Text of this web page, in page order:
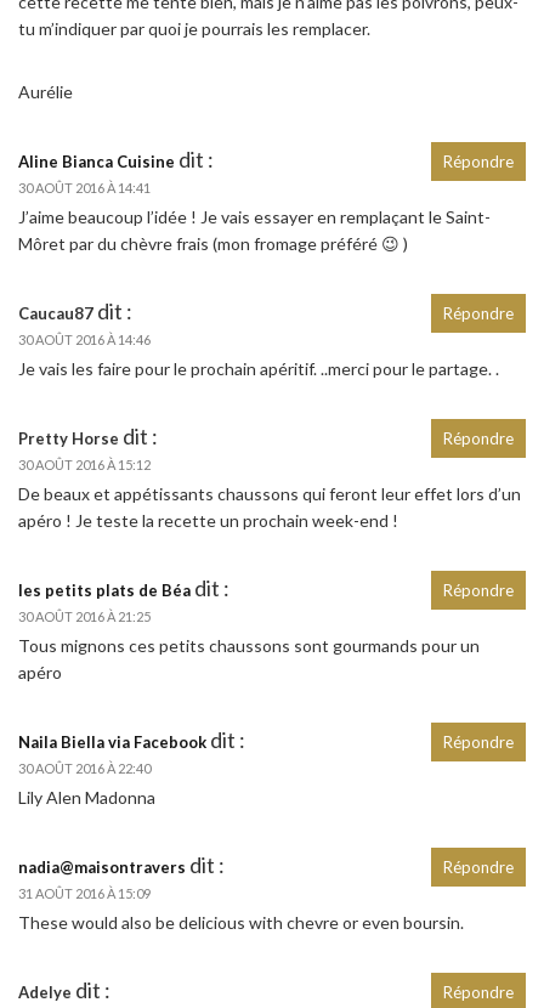
tu m’indiquer par quoi je pourrais les remplacer.
Aurélie
Aline Bianca Cuisine dit :
30 AOÛT 2016 À 14:41
J’aime beaucoup l’idée ! Je vais essayer en remplaçant le Saint-
Môret par du chèvre frais (mon fromage préféré 😉 )
Répondre
Caucau87 dit :
30 AOÛT 2016 À 14:46
Je vais les faire pour le prochain apéritif. ..merci pour le partage. .
Répondre
Pretty Horse dit :
30 AOÛT 2016 À 15:12
De beaux et appétissants chaussons qui feront leur effet lors d’un
apéro ! Je teste la recette un prochain week-end !
Répondre
les petits plats de Béa dit :
30 AOÛT 2016 À 21:25
Tous mignons ces petits chaussons sont gourmands pour un
apéro
Répondre
Naila Biella via Facebook dit :
30 AOÛT 2016 À 22:40
Lily Alen Madonna
Répondre
nadia@maisontravers dit :
31 AOÛT 2016 À 15:09
These would also be delicious with chevre or even boursin.
Répondre
Adelye dit : Répondre